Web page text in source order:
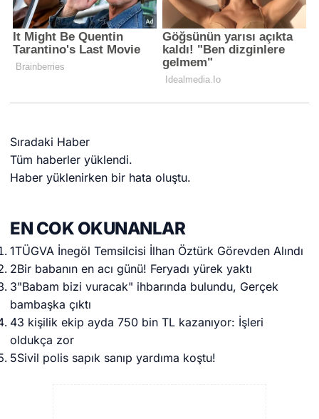
Sıradaki Haber
Tüm haberler yüklendi.
Haber yüklenirken bir hata oluştu.
EN COK OKUNANLAR
1TÜGVA İnegöl Temsilcisi İlhan Öztürk Görevden Alındı
2Bir babanın en acı günü! Feryadı yürek yaktı
3"Babam bizi vuracak" ihbarında bulundu, Gerçek
bambaşka çıktı
43 kişilik ekip ayda 750 bin TL kazanıyor: İşleri
oldukça zor
5Sivil polis sapık sanıp yardıma koştu!